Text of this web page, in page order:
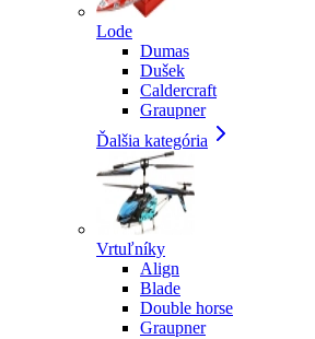
Lode
Dumas
Dušek
Caldercraft
Graupner
Ďalšia kategória
Vrtuľníky
Align
Blade
Double horse
Graupner